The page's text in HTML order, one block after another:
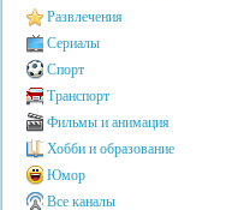
Развлечения
Сериалы
Спорт
Транспорт
Фильмы и анимация
Хобби и образование
Юмор
Все каналы